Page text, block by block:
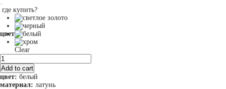
где купить?
цвет
Clear
Akashi-
S
quantity
Add to cart
цвет: белый
материал: латунь